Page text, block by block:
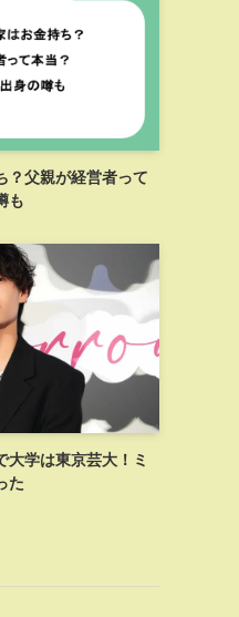
？父親が経営者って
も
大学は東京芸大！ミ
た